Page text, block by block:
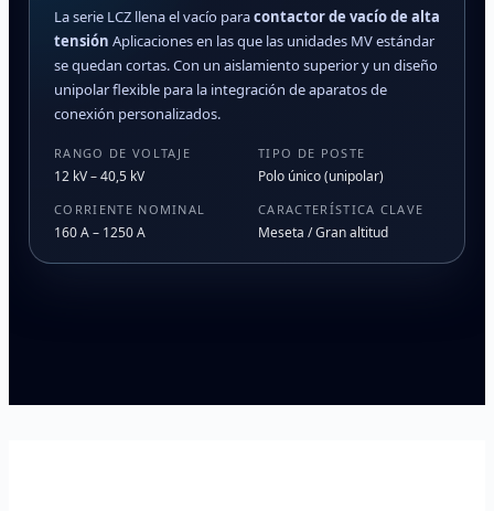
La serie LCZ llena el vacío paracontactor de vacío de alta
tensión Aplicaciones en las que las unidades MV estándar
se quedan cortas. Con un aislamiento superior y un diseño
unipolar flexible para la integración de aparatos de
conexión personalizados.
RANGO DE VOLTAJE
12 kV – 40,5 kV
TIPO DE POSTE
Polo único (unipolar)
CORRIENTE NOMINAL
160 A – 1250 A
CARACTERÍSTICA CLAVE
Meseta / Gran altitud